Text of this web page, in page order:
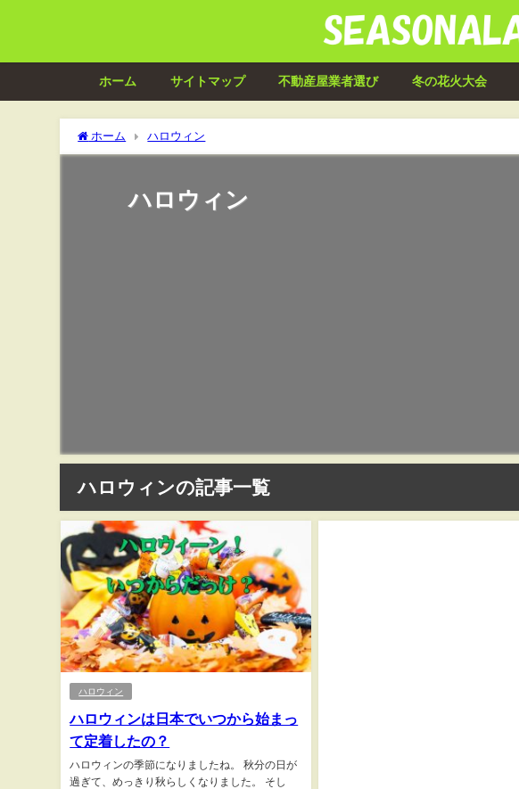
ホーム サイトマップ 不動産屋業者選び 冬の花火大会
ホーム ハロウィン
ハロウィン
ハロウィンの記事一覧
ハロウィン
ハロウィンは日本でいつから始まっ
て定着したの？
ハロウィンの季節になりましたね。 秋分の日が
過ぎて、めっきり秋らしくなりました。 そし